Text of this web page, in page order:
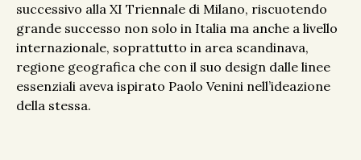
successivo alla XI Triennale di Milano, riscuotendo
grande successo non solo in Italia ma anche a livello
internazionale, soprattutto in area scandinava,
regione geografica che con il suo design dalle linee
essenziali aveva ispirato Paolo Venini nell’ideazione
della stessa.